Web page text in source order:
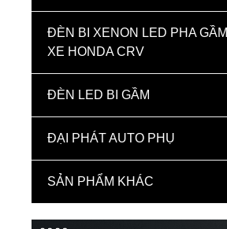
ĐÈN BI XENON LED PHA GẦM
XE HONDA CRV
ĐÈN LED BI GẦM
ĐẠI PHÁT AUTO PHỤ
SẢN PHẨM KHÁC